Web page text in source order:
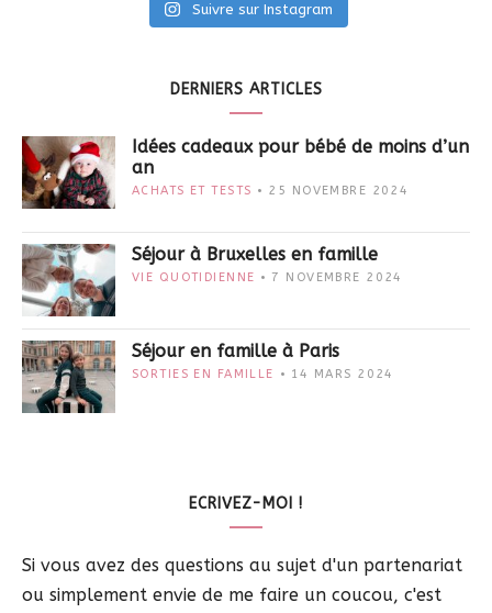
Suivre sur Instagram
DERNIERS ARTICLES
Idées cadeaux pour bébé de moins d’un
an
ACHATS ET TESTS 25 NOVEMBRE 2024
Séjour à Bruxelles en famille
VIE QUOTIDIENNE 7 NOVEMBRE 2024
Séjour en famille à Paris
SORTIES EN FAMILLE 14 MARS 2024
ECRIVEZ-MOI !
Si vous avez des questions au sujet d'un partenariat
ou simplement envie de me faire un coucou, c'est